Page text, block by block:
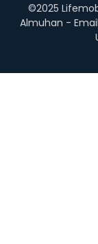
©2025
Almuhan -